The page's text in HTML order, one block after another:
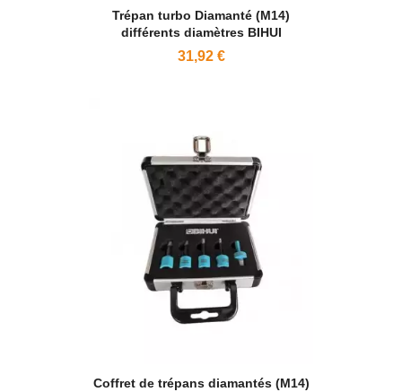
Trépan turbo Diamanté (M14)
différents diamètres BIHUI
31,92 €
Coffret de trépans diamantés (M14)